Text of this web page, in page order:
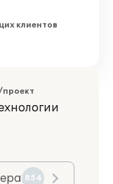
клиентов
854